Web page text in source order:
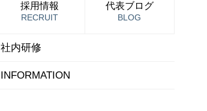
採用情報
RECRUIT
代表ブログ
BLOG
社内研修
INFORMATION